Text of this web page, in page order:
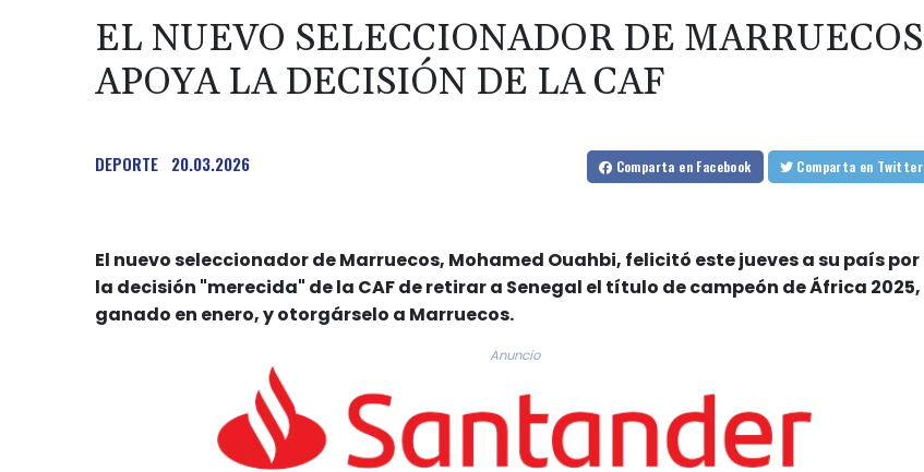
EL NUEVO SELECCIONADOR DE MARRUECOS
APOYA LA DECISIÓN DE LA CAF
DEPORTE 20.03.2026 Comparta en Facebook Comparta en Twitter
El nuevo seleccionador de Marruecos, Mohamed Ouahbi, felicitó este jueves a su país por
la decisión "merecida" de la CAF de retirar a Senegal el título de campeón de África 2025,
ganado en enero, y otorgárselo a Marruecos.
Anuncio